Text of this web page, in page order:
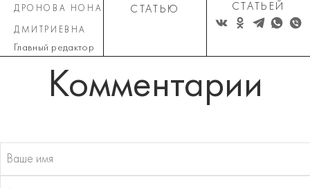
ДРОНОВА НОНА
ДМИТРИЕВНА
Главный редактор
СТАТЬЮ
СТАТЬЕЙ
Комментарии